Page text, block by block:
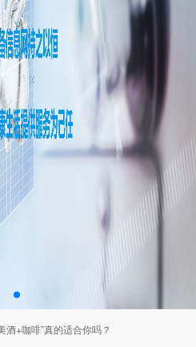
酒+咖啡”真的适合你吗？